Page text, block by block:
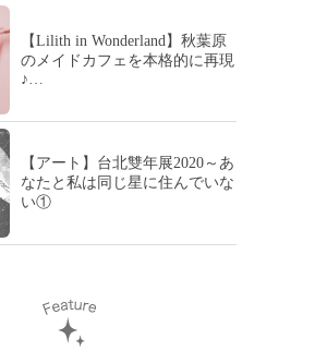
【Lilith in Wonderland】秋葉原
のメイドカフェを本格的に再現
♪…
【アート】台北雙年展2020～あ
なたと私は同じ星に住んでいな
い①